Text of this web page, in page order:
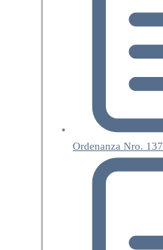
Ordenanza Nro. 137